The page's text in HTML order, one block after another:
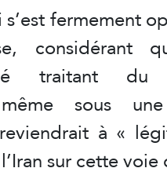
fermement
considérant
traitant du
sous
à «
sur cette voie